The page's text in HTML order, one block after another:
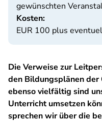
gewünschten
Kosten:
EUR 100 plus
Die Verweise zur
den Bildungsplänen
ebenso vielfältig sind
Unterricht umsetzen
sprechen wir über die